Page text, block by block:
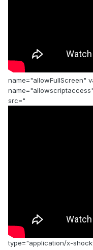
name="allowFullScreen"
src="
type="application/x-